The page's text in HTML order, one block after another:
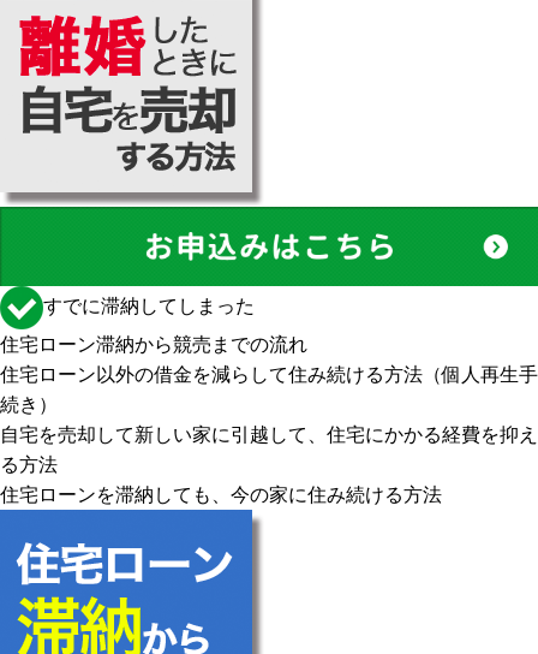
すでに滞納してしまった
住宅ローン滞納から競売までの流れ
住宅ローン以外の借金を減らして住み続ける方法（個人再生手
続き）
自宅を売却して新しい家に引越して、住宅にかかる経費を抑え
る方法
住宅ローンを滞納しても、今の家に住み続ける方法